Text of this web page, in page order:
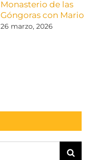
Monasterio de las
Góngoras con Mario
26 marzo, 2026